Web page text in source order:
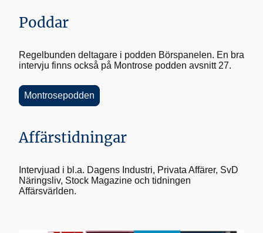
Poddar
Regelbunden deltagare i podden Börspanelen. En bra
intervju finns också på Montrose podden avsnitt 27.
Montrosepodden
Affärstidningar
Intervjuad i bl.a. Dagens Industri, Privata Affärer, SvD
Näringsliv, Stock Magazine och tidningen
Affärsvärlden.